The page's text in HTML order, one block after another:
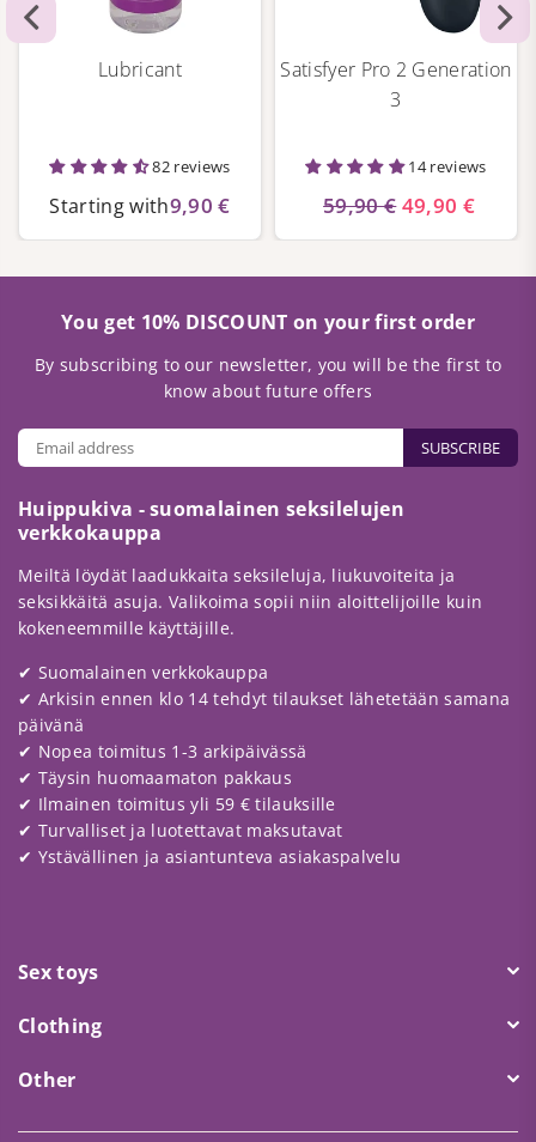
Lubricant
82 reviews
Starting with9,90 €
Satisfyer Pro 2 Generation
3
14 reviews
59,90 € 49,90 €
You get 10% DISCOUNT on your first order
By subscribing to our newsletter, you will be the first to
know about future offers
SUBSCRIBE
Huippukiva - suomalainen seksilelujen
verkkokauppa
Meiltä löydät laadukkaita seksileluja, liukuvoiteita ja
seksikkäitä asuja. Valikoima sopii niin aloittelijoille kuin
kokeneemmille käyttäjille.
✔ Suomalainen verkkokauppa
✔ Arkisin ennen klo 14 tehdyt tilaukset lähetetään samana
päivänä
✔ Nopea toimitus 1-3 arkipäivässä
✔ Täysin huomaamaton pakkaus
✔ Ilmainen toimitus yli 59 € tilauksille
✔ Turvalliset ja luotettavat maksutavat
✔ Ystävällinen ja asiantunteva asiakaspalvelu
Sex toys
Clothing
Other